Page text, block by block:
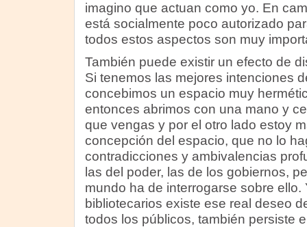
imagino que actuan como yo. En
está socialmente poco autorizado
todos estos aspectos son muy
También puede existir un efecto de
Si tenemos las mejores intenciones
concebimos un espacio muy
entonces abrimos con una mano y
que vengas y por el otro lado estoy
concepción del espacio, que no lo
contradicciones y ambivalencias
las del poder, las de los gobiernos,
mundo ha de interrogarse sobre
bibliotecarios existe ese real deseo
todos los públicos, también persiste